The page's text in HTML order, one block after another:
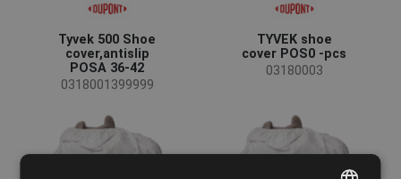
Tyvek 500 Shoe
cover,antislip
POSA 36-42
0318001399999
TYVEK shoe
cover POS0 -pcs
03180003